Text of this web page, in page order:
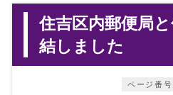
住吉区内郵便局
結しました
ページ番